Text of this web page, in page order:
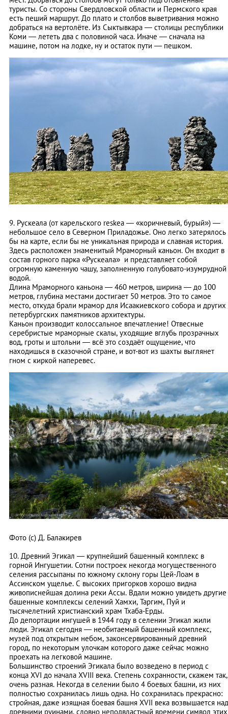
туристы. Со стороны Свердловской области и Пермского края
есть пеший маршрут. До плато и столбов выветривания можно
добраться на вертолёте. Из Сыктывкара — столицы республики
Коми — лететь два с половиной часа. Иначе — сначала на
машине, потом на лодке, ну и остаток пути — пешком.
9. Рускеала (от карельского reskea — «коричневый, бурый») —
небольшое село в Северном Приладожье. Оно легко затерялось
бы на карте, если бы не уникальная природа и славная история.
Здесь расположен знаменитый Мраморный каньон. Он входит в
состав горного парка «Рускеала» и представляет собой
огромную каменную чашу, заполненную голубовато-изумрудной
водой.
Длина Мраморного каньона — 460 метров, ширина — до 100
метров, глубина местами достигает 50 метров. Это то самое
место, откуда брали мрамор для Исаакиевского собора и других
петербургских памятников архитектуры.
Каньон производит колоссальное впечатление! Отвесные
серебристые мраморные скалы, уходящие вглубь прозрачных
вод, гроты и штольни — всё это создаёт ощущение, что
находишься в сказочной стране, и вот-вот из шахты выглянет
гном с киркой наперевес.
Фото (с) Д. Балакирев
10. Древний Эгикал — крупнейший башенный комплекс в
горной Ингушетии. Сотни построек некогда могущественного
селения рассыпаны по южному склону горы Цей-Лоам в
Ассинском ущелье. С высоких пригорков хорошо видна
живописнейшая долина реки Ассы. Вдали можно увидеть другие
башенные комплексы селений Хамхи, Таргим, Пуй и
тысячелетний христианский храм Тхаба-Ерды.
До депортации ингушей в 1944 году в селении Эгикал жили
люди. Эгикал сегодня — необитаемый башенный комплекс,
музей под открытым небом, законсервированный древний
город, по некоторым улочкам которого даже сейчас можно
проехать на легковой машине.
Большинство строений Эгикала было возведено в период с
конца XVI до начала XVIII века. Степень сохранности, скажем так,
очень разная. Некогда в селении было 4 боевых башни, из них
полностью сохранилась лишь одна. Но сохранилась прекрасно:
стройная, даже изящная боевая башня XVII века возвышается над
древними руинами, словно неподвластный времени символ этих